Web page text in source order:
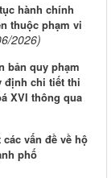
hành chính
thuộc phạm vi
2026)
bản quy phạm
định chi tiết thi
XVI thông qua
vấn đề về hộ
phố